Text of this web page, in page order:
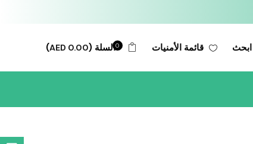
ابحث قائمة الأمنيات 0السلة ( AED 0.00
)